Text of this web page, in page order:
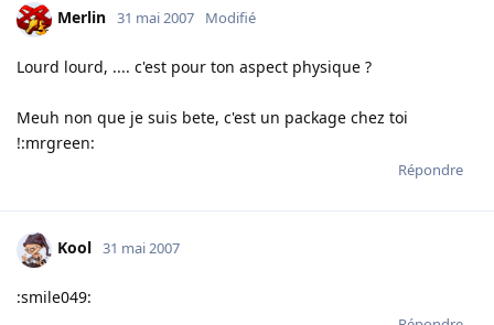
Merlin 31 mai 2007 Modifié
Lourd lourd, .... c'est pour ton aspect physique ?
Meuh non que je suis bete, c'est un package chez toi
!:mrgreen:
Répondre
Kool 31 mai 2007
:smile049: